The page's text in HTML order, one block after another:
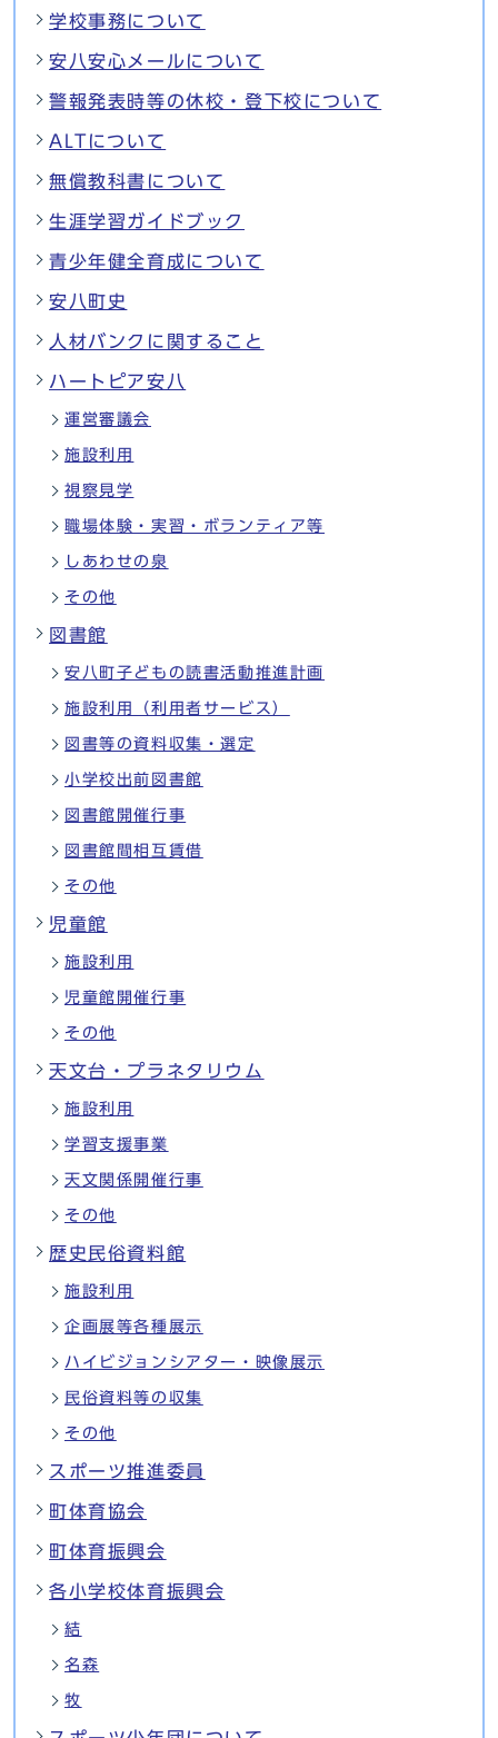
学校事務について
安八安心メールについて
警報発表時等の休校・登下校について
ALTについて
無償教科書について
生涯学習ガイドブック
青少年健全育成について
安八町史
人材バンクに関すること
ハートピア安八
運営審議会
施設利用
視察見学
職場体験・実習・ボランティア等
しあわせの泉
その他
図書館
安八町子どもの読書活動推進計画
施設利用（利用者サービス）
図書等の資料収集・選定
小学校出前図書館
図書館開催行事
図書館間相互賃借
その他
児童館
施設利用
児童館開催行事
その他
天文台・プラネタリウム
施設利用
学習支援事業
天文関係開催行事
その他
歴史民俗資料館
施設利用
企画展等各種展示
ハイビジョンシアター・映像展示
民俗資料等の収集
その他
スポーツ推進委員
町体育協会
町体育振興会
各小学校体育振興会
結
名森
牧